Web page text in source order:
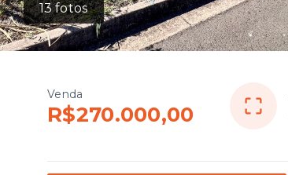
13fotos
Venda
R$270.000,00